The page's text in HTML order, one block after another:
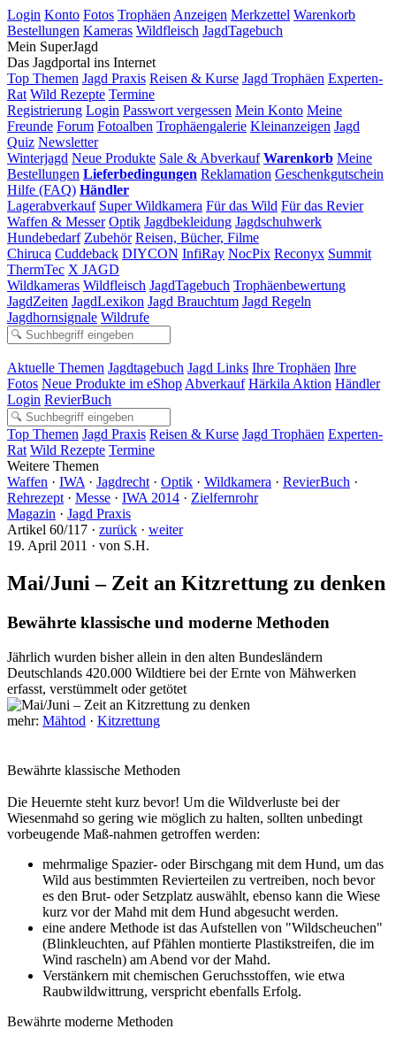
Login Konto Fotos Trophäen Anzeigen Merkzettel Warenkorb
Bestellungen Kameras Wildfleisch JagdTagebuch
Mein SuperJagd
Das Jagdportal ins Internet
Top Themen Jagd Praxis Reisen & Kurse Jagd Trophäen Experten-
Rat Wild Rezepte Termine
Registrierung Login Passwort vergessen Mein Konto Meine
Freunde Forum Fotoalben Trophäengalerie Kleinanzeigen Jagd
Quiz Newsletter
Winterjagd Neue Produkte Sale & Abverkauf Warenkorb Meine
Bestellungen Lieferbedingungen Reklamation Geschenkgutschein
Hilfe (FAQ) Händler
Lagerabverkauf Super Wildkamera Für das Wild Für das Revier
Waffen & Messer Optik Jagdbekleidung Jagdschuhwerk
Hundebedarf Zubehör Reisen, Bücher, Filme
Chiruca Cuddeback DIYCON InfiRay NocPix Reconyx Summit
ThermTec X JAGD
Wildkameras Wildfleisch JagdTagebuch Trophäenbewertung
JagdZeiten JagdLexikon Jagd Brauchtum Jagd Regeln
Jagdhornsignale Wildrufe
Aktuelle Themen Jagdtagebuch Jagd Links Ihre Trophäen Ihre
Fotos Neue Produkte im eShop Abverkauf Härkila Aktion Händler
Login RevierBuch
Top Themen Jagd Praxis Reisen & Kurse Jagd Trophäen Experten-
Rat Wild Rezepte Termine
Weitere Themen
Waffen · IWA · Jagdrecht · Optik · Wildkamera · RevierBuch ·
Rehrezept · Messe · IWA 2014 · Zielfernrohr
Magazin · Jagd Praxis
Artikel 60/117 · zurück · weiter
19. April 2011 · von S.H.
Mai/Juni – Zeit an Kitzrettung zu denken
Bewährte klassische und moderne Methoden
Jährlich wurden bisher allein in den alten Bundesländern
Deutschlands 420.000 Wildtiere bei der Ernte von Mähwerken
erfasst, verstümmelt oder getötet
mehr: Mähtod · Kitzrettung
Bewährte klassische Methoden
Die Heuernte steht kurz bevor! Um die Wildverluste bei der
Wiesenmahd so gering wie möglich zu halten, sollten unbedingt
vorbeugende Maß-nahmen getroffen werden:
mehrmalige Spazier- oder Birschgang mit dem Hund, um das
Wild aus bestimmten Revierteilen zu vertreiben, noch bevor
es den Brut- oder Setzplatz auswählt, ebenso kann die Wiese
kurz vor der Mahd mit dem Hund abgesucht werden.
eine andere Methode ist das Aufstellen von "Wildscheuchen"
(Blinkleuchten, auf Pfählen montierte Plastikstreifen, die im
Wind rascheln) am Abend vor der Mahd.
Verstänkern mit chemischen Geruchsstoffen, wie etwa
Raubwildwittrung, verspricht ebenfalls Erfolg.
Bewährte moderne Methoden